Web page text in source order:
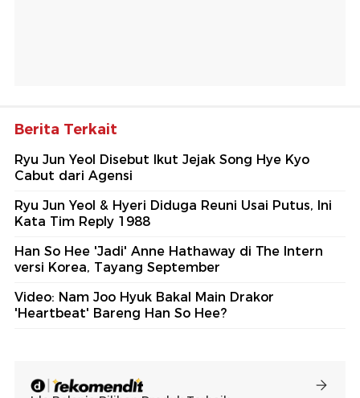
Berita Terkait
Ryu Jun Yeol Disebut Ikut Jejak Song Hye Kyo
Cabut dari Agensi
Ryu Jun Yeol & Hyeri Diduga Reuni Usai Putus, Ini
Kata Tim Reply 1988
Han So Hee 'Jadi' Anne Hathaway di The Intern
versi Korea, Tayang September
Video: Nam Joo Hyuk Bakal Main Drakor
'Heartbeat' Bareng Han So Hee?